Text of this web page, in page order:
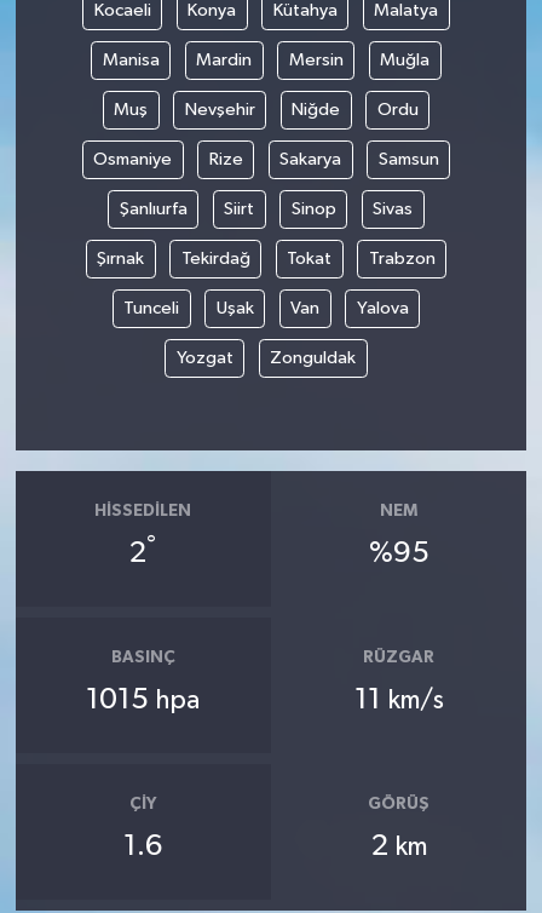
Kocaeli Konya Kütahya Malatya
Manisa Mardin Mersin Muğla
Muş Nevşehir Niğde Ordu
Osmaniye Rize Sakarya Samsun
Şanlıurfa Siirt Sinop Sivas
Şırnak Tekirdağ Tokat Trabzon
Tunceli Uşak Van Yalova
Yozgat Zonguldak
HISSEDILEN
2°
NEM
%95
BASINÇ
1015 hpa
RÜZGAR
11 km/s
ÇIY
1.6
GÖRÜŞ
2 km